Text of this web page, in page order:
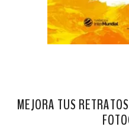
MEJORA TUS